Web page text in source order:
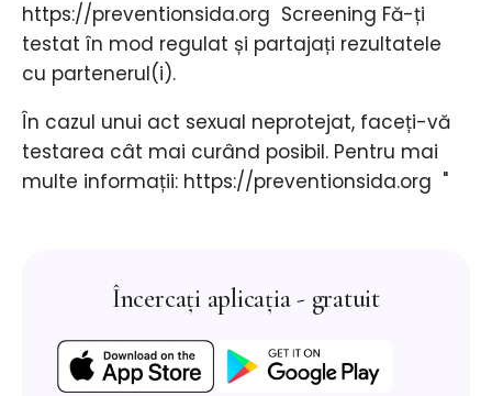
https://preventionsida.org ​ Screening Fă-ți
testat în mod regulat și partajați rezultatele
cu partenerul(i).
În cazul unui act sexual neprotejat, faceți-vă
testarea cât mai curând posibil. Pentru mai
multe informații: https://preventionsida.org ​ "
Încercați aplicația - gratuit